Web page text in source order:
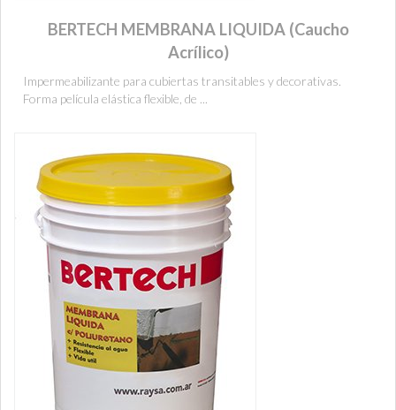
BERTECH MEMBRANA LIQUIDA (Caucho
Acrílico)
Impermeabilizante para cubiertas transitables y decorativas.
Forma película elástica flexible, de ...